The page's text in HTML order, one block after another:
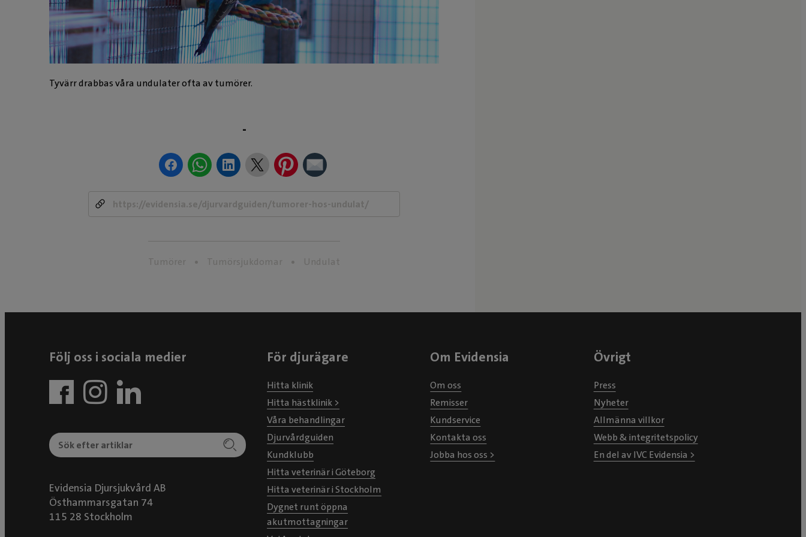
Tyvärr drabbas våra undulater ofta av tumörer.
-
Tumörer Tumörsjukdomar Undulat
Följ oss i sociala medier
Evidensia Djursjukvård AB
Östhammarsgatan 74
115 28 Stockholm
För djurägare
Hitta klinik
Hitta hästklinik >
Våra behandlingar
Djurvårdguiden
Kundklubb
Hitta veterinär i Göteborg
Hitta veterinär i Stockholm
Dygnet runt öppna
akutmottagningar
Om Evidensia
Om oss
Remisser
Kundservice
Kontakta oss
Jobba hos oss >
Övrigt
Press
Nyheter
Allmänna villkor
Webb & integritetspolicy
En del av IVC Evidensia >